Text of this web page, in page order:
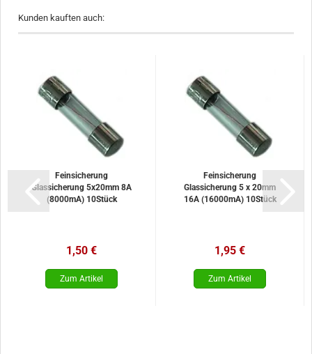
Kunden kauften auch:
Feinsicherung
Glassicherung 5x20mm 8A
(8000mA) 10Stück
1,50 €
Feinsicherung
Glassicherung 5 x 20mm
16A (16000mA) 10Stück
1,95 €